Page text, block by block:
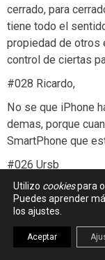
cerrado, para
tiene todo el
propiedad de
control de ciertas
#028 Ricardo,
No se que iPhone
demas, porque
SmartPhone que
#026 Ursb
Apple no es un
eso. Apple es,
cortarían esa
Utilizo cookiespara
Puedes aprender
los ajustes.
Aceptar